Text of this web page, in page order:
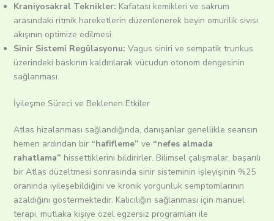
Kraniyosakral Teknikler: Kafatası kemikleri ve sakrum
arasındaki ritmik hareketlerin düzenlenerek beyin omurilik sıvısı
akışının optimize edilmesi.
Sinir Sistemi Regülasyonu: Vagus siniri ve sempatik trunkus
üzerindeki baskının kaldırılarak vücudun otonom dengesinin
sağlanması.
İyileşme Süreci ve Beklenen Etkiler
Atlas hizalanması sağlandığında, danışanlar genellikle seansın
hemen ardından bir “hafifleme” ve “nefes almada
rahatlama” hissettiklerini bildirirler. Bilimsel çalışmalar, başarılı
bir Atlas düzeltmesi sonrasında sinir sisteminin işleyişinin %25
oranında iyileşebildiğini ve kronik yorgunluk semptomlarının
azaldığını göstermektedir. Kalıcılığın sağlanması için manuel
terapi, mutlaka kişiye özel egzersiz programları ile